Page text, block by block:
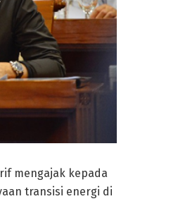
mengajak kepada
transisi energi di